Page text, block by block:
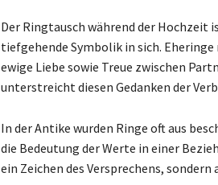
Der Ringtausch während der
tiefgehende Symbolik in sich.
ewige Liebe sowie Treue zwischen
unterstreicht diesen Gedanken der
In der Antike wurden Ringe oft aus
die Bedeutung der Werte in einer
ein Zeichen des Versprechens,